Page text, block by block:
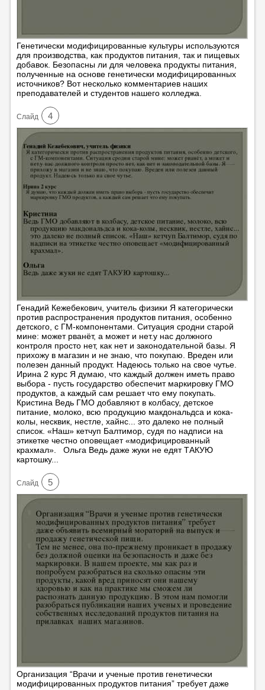
Генетически модифицированные культуры используются
для производства, как продуктов питания, так и пищевых
добавок. Безопасны ли для человека продукты питания,
полученные на основе генетически модифицированных
источников? Вот несколько комментариев наших
преподавателей и студентов нашего колледжа.
Cлайд 4
Генадий Кежебекович, учитель физики Я категорически
против распространения продуктов питания, особенно
детского, с ГМ-компонентами. Ситуация сродни старой
мине: может рванёт, а может и нет.у нас должного
контроля просто нет, как нет и законодательной базы. Я
прихожу в магазин и не знаю, что покупаю. Вреден или
полезен данный продукт. Надеюсь только на свое чутье.
Ирина 2 курс Я думаю, что каждый должен иметь право
выбора - пусть государство обеспечит маркировку ГМО
продуктов, а каждый сам решает что ему покупать.
Кристина Ведь ГМО добавляют в колбасу, детское
питание, молоко, всю продукцию макдональдса и кока-
колы, несквик, нестле, хайнс... это далеко не полный
список. «Наш» кетчуп Балтимор, судя по надписи на
этикетке честно оповещает «модифицированный
крахмал». Ольга Ведь даже жуки не едят ТАКУЮ
картошку...
Cлайд 5
Организация “Врачи и ученые против генетически
модифицированных продуктов питания” требует даже